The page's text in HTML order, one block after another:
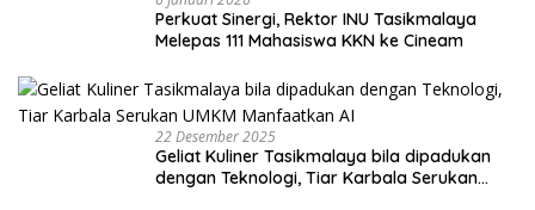
Perkuat Sinergi, Rektor INU Tasikmalaya
Melepas 111 Mahasiswa KKN ke Cineam
22 Desember 2025
Geliat Kuliner Tasikmalaya bila dipadukan
dengan Teknologi, Tiar Karbala Serukan